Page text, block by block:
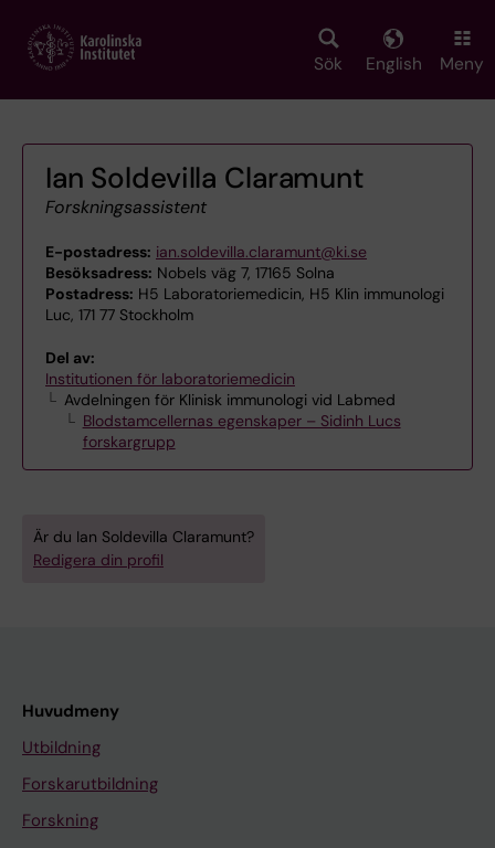
main
Sök English Meny
Ian Soldevilla Claramunt
Forskningsassistent
E-postadress: ian.soldevilla.claramunt@ki.se
Besöksadress: Nobels väg 7, 17165 Solna
Postadress: H5 Laboratoriemedicin, H5 Klin immunologi
Luc, 171 77 Stockholm
Del av:
Institutionen för laboratoriemedicin
Avdelningen för Klinisk immunologi vid Labmed
Blodstamcellernas egenskaper – Sidinh Lucs
forskargrupp
Är du Ian Soldevilla Claramunt?
Redigera din profil
Huvudmeny
Utbildning
Forskarutbildning
Forskning